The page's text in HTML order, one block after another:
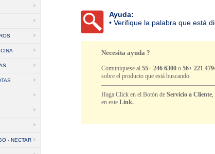
- NECTAR
Ayuda:
• Verifique la palabra que está
Necesita ayuda ?
Comuníquese al55+ 246 6300 o56+ 221
sobre el producto que está buscando.
Haga Click en el Botón deServicio a Cliente,
en esteLink.